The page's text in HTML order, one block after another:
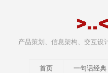
产品策划、信息架构、交互设
首页 一句话经典